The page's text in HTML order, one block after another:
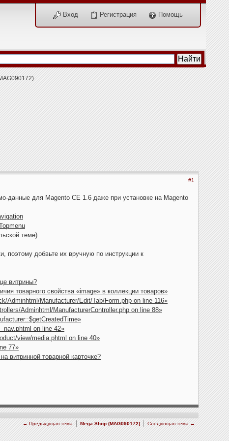
Вход Регистрация Помощь
#1
данные для Magento CE 1.6 даже при установке на Magento
теме)
поэтому добвьте их вручную по инструкции к
витрины?
товарного свойства «image» в коллекции товаров»
Adminhtml/Manufacturer/Edit/Tab/Form.php on line 116»
Adminhtml/ManufacturerController.php on line 88»
on line 42»
view/media.phtml on line 40»
77»
витринной товарной карточке?
← Предыдущая тема Mega Shop (MAG090172) Следующая тема →